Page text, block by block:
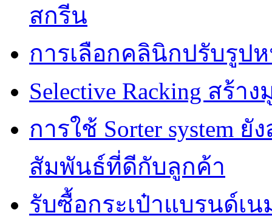
สกรีน
การเลือกคลินิกปรับรูปห
Selective Racking สร้
การใช้ Sorter system
สัมพันธ์ที่ดีกับลูกค้า
รับซื้อกระเป๋าแบรนด์เ